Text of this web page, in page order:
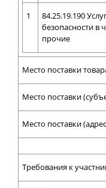
1
84.25.19.190
безопасности в
прочие
Место поставки
Место поставки
Место поставки
Требования к